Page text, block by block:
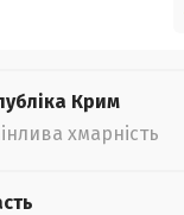
Крим
хмарність